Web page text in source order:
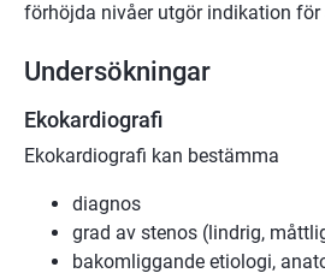
förhöjda nivåer utgör indikation
Undersökningar
Ekokardiografi
Ekokardiografi kan bestämma
diagnos
grad av stenos (lindrig,
bakomliggande etiologi,